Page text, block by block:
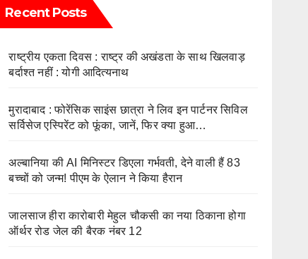
Recent Posts
राष्ट्रीय एकता दिवस : राष्ट्र की अखंडता के साथ खिलवाड़
बर्दाश्त नहीं : योगी आदित्यनाथ
मुरादाबाद : फोरेंसिक साइंस छात्रा ने लिव इन पार्टनर सिविल
सर्विसेज एस्पिरेंट को फूंका, जानें, फिर क्या हुआ…
अल्बानिया की AI मिनिस्‍टर डिएला गर्भवती, देने वाली हैं 83
बच्चों को जन्‍म! पीएम के ऐलान ने किया हैरान
जालसाज हीरा कारोबारी मेहुल चौकसी का नया ठिकाना होगा
ऑर्थर रोड जेल की बैरक नंबर 12